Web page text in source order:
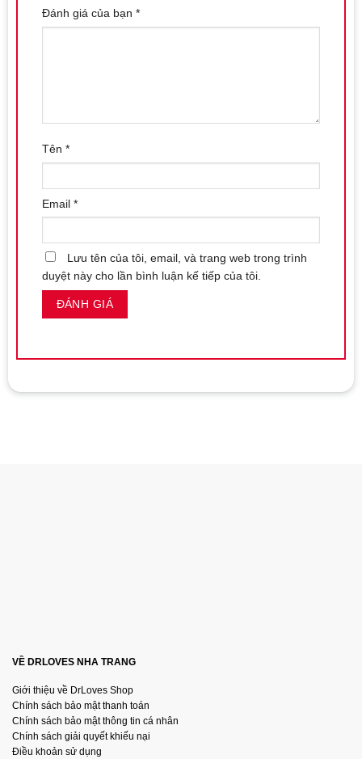
Đánh giá của bạn *
Tên *
Email *
Lưu tên của tôi, email, và trang web trong trình
duyệt này cho lần bình luận kế tiếp của tôi.
VỀ DRLOVES NHA TRANG
Giới thiệu về DrLoves Shop
Chính sách bảo mật thanh toán
Chính sách bảo mật thông tin cá nhân
Chính sách giải quyết khiếu nại
Điều khoản sử dụng